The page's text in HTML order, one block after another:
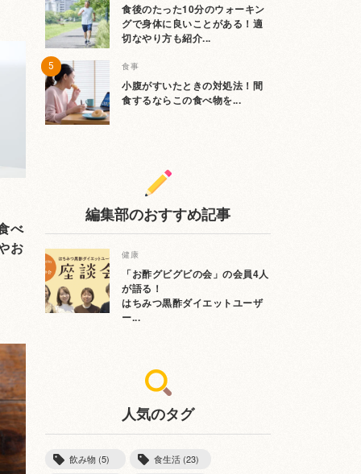
べ
お
食後のたった10分のウォーキン
グで身体に良いことがある！適
切なやり方も紹介...
食事
小腹がすいたときの対処法！間
食するならこの食べ物を...
編集部のおすすめ記事
健康
「お酢グビグビの会」の会員4人
が語る！
はちみつ黒酢ダイエットユーザ
ー...
人気のタグ
飲み物 (5)
食生活 (23)